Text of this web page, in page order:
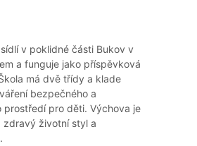
v poklidné části Bukov v
a funguje jako příspěvková
má dvě třídy a klade
bezpečného a
prostředí pro děti. Výchova je
zdravý životní styl a